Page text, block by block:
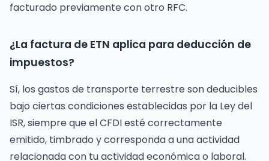
facturado previamente con otro RFC.
¿La factura de ETN aplica para deducción de
impuestos?
Sí, los gastos de transporte terrestre son deducibles
bajo ciertas condiciones establecidas por la Ley del
ISR, siempre que el CFDI esté correctamente
emitido, timbrado y corresponda a una actividad
relacionada con tu actividad económica o laboral.